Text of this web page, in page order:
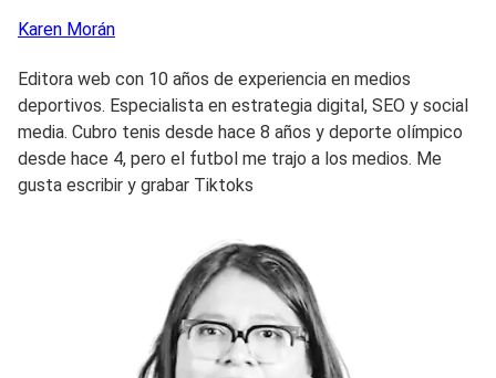
Karen Morán
Editora web con 10 años de experiencia en medios
deportivos. Especialista en estrategia digital, SEO y social
media. Cubro tenis desde hace 8 años y deporte olímpico
desde hace 4, pero el futbol me trajo a los medios. Me
gusta escribir y grabar Tiktoks